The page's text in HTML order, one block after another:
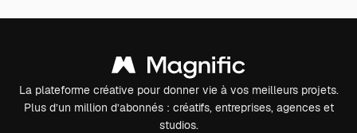
La plateforme créative pour donner vie à vos meilleurs projets.
Plus d’un million d’abonnés : créatifs, entreprises, agences et
studios.